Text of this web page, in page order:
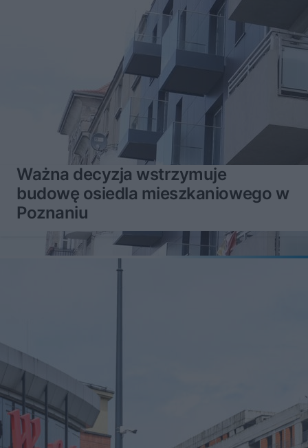
Ważna decyzja wstrzymuje
budowę osiedla mieszkaniowego w
Poznaniu